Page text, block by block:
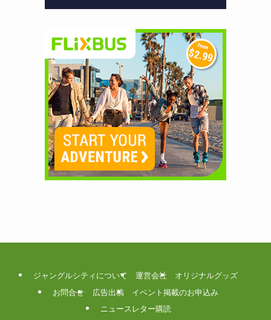
ジャングルシティについて 運営会社
オリジナルグッズ
お問合せ
広告出稿
イベント掲載のお申込み
ニュースレター購読